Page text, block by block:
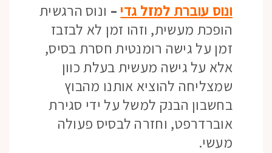
ונוס עוברת למזל גדי– ונוס הרגשית
הופכת מעשית, וזהו זמן לא לבזבז
זמן על גישה רומנטית חסרת בסיס,
אלא על גישה מעשית בעלת כוון
שמצליחה להוציא אותנו מהבוץ
בחשבון הבנק למשל על ידי סגירת
אוברדרפט, וחזרה לבסיס פעולה
מעשי.